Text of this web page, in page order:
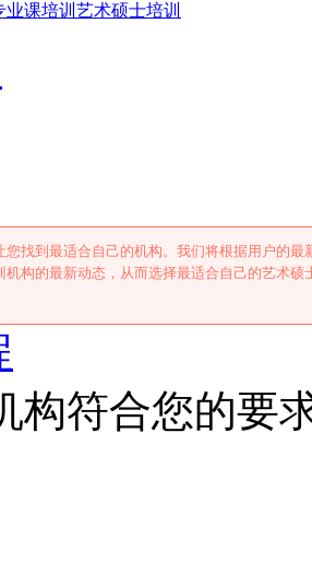
业课培训 艺术硕士培训
您找到最适合自己的机构。我们将根据用户的
机构的最新动态，从而选择最适合自己的艺术硕
构符合您的要